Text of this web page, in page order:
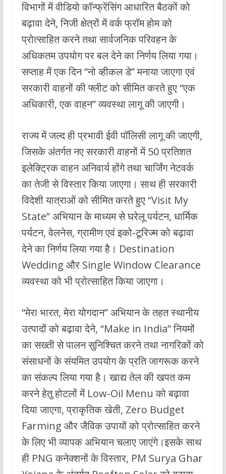
विभागों में वीडियो कॉन्फ्रेंसिंग आधारित बैठकों को
बढ़ावा देने, निजी क्षेत्रों में वर्क फ्रॉम होम को
प्रोत्साहित करने तथा सार्वजनिक परिवहन के
अधिकतम उपयोग पर बल देने का निर्णय लिया गया।
सप्ताह में एक दिन “नो व्हीकल डे” मनाया जाएगा एवं
सरकारी वाहनों की फ्लीट को सीमित करते हुए “एक
अधिकारी, एक वाहन” व्यवस्था लागू की जाएगी।
राज्य में जल्द ही प्रभावी ईवी पॉलिसी लागू की जाएगी,
जिसके अंतर्गत नए सरकारी वाहनों में 50 प्रतिशत
इलेक्ट्रिक वाहन अनिवार्य होंगे तथा चार्जिंग नेटवर्क
का तेजी से विस्तार किया जाएगा। साथ ही सरकारी
विदेशी यात्राओं को सीमित करते हुए “Visit My
State” अभियान के माध्यम से घरेलू पर्यटन, धार्मिक
पर्यटन, वेलनेस, ग्रामीण एवं इको-टूरिज्म को बढ़ावा
देने का निर्णय लिया गया है। Destination
Wedding और Single Window Clearance
व्यवस्था को भी प्रोत्साहित किया जाएगा।
“मेरा भारत, मेरा योगदान” अभियान के तहत स्थानीय
उत्पादों को बढ़ावा देने, “Make in India” नियमों
का सख्ती से पालन सुनिश्चित करने तथा नागरिकों को
संसाधनों के संयमित उपयोग के प्रति जागरूक करने
का संकल्प लिया गया है। खाद्य तेल की खपत कम
करने हेतु होटलों में Low-Oil Menu को बढ़ावा
दिया जाएगा, प्राकृतिक खेती, Zero Budget
Farming और जैविक उपायों को प्रोत्साहित करने
के लिए भी व्यापक अभियान चलाए जाएंगे।इसके साथ
ही PNG कनेक्शनों के विस्तार, PM Surya Ghar